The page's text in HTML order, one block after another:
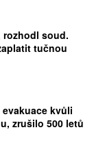
rozhodl soud.
tučnou
kvůli
zrušilo 500 letů